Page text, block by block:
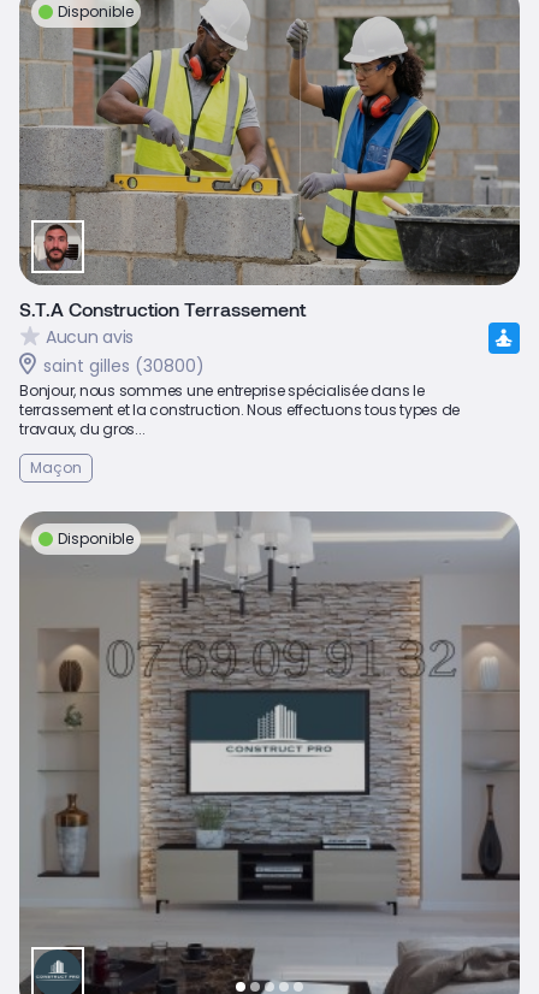
Disponible
S.T.A Construction Terrassement
Aucun avis
saint gilles (30800)
Bonjour, nous sommes une entreprise spécialisée dans le
terrassement et la construction. Nous effectuons tous types de
travaux, du gros...
Maçon
Disponible